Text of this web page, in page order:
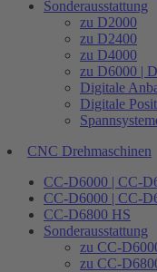
Sonderausstattung
zu D2000
zu D2400
zu D4000
zu D6000 |
Digitale
Digitale
CNC Drehmaschinen
CC-D6000 | CC-
CC-D6000 | CC-
CC-D6800 HS
Sonderausstattung
zu CC-
zu CC-